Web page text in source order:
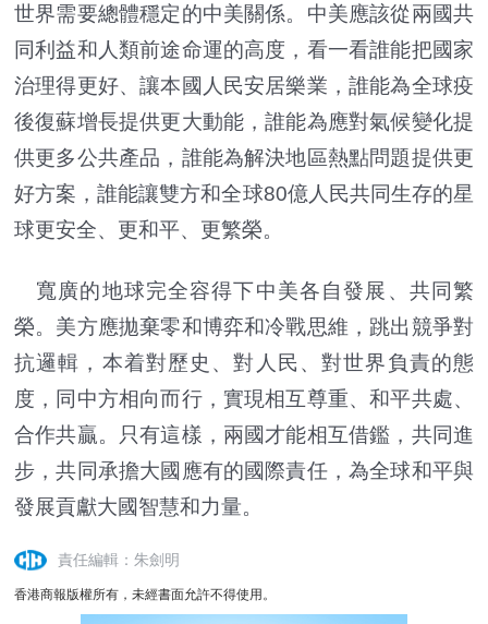
世界需要總體穩定的中美關係。中美應該從兩國共
同利益和人類前途命運的高度，看一看誰能把國家
治理得更好、讓本國人民安居樂業，誰能為全球疫
後復蘇增長提供更大動能，誰能為應對氣候變化提
供更多公共產品，誰能為解決地區熱點問題提供更
好方案，誰能讓雙方和全球80億人民共同生存的星
球更安全、更和平、更繁榮。
寬廣的地球完全容得下中美各自發展、共同繁
榮。美方應拋棄零和博弈和冷戰思維，跳出競爭對
抗邏輯，本着對歷史、對人民、對世界負責的態
度，同中方相向而行，實現相互尊重、和平共處、
合作共贏。只有這樣，兩國才能相互借鑑，共同進
步，共同承擔大國應有的國際責任，為全球和平與
發展貢獻大國智慧和力量。
責任編輯：朱劍明
香港商報版權所有，未經書面允許不得使用。